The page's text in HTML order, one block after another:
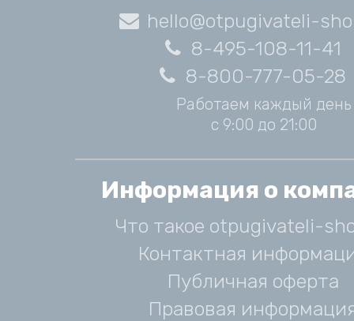
hello@otpugivateli-
8-495-108-11-41
8-800-777-05-28
Работаем каждый день
с 9:00 до 21:00
Информация о
Что такое otpugivateli-
Контактная
Публичная оферта
Правовая